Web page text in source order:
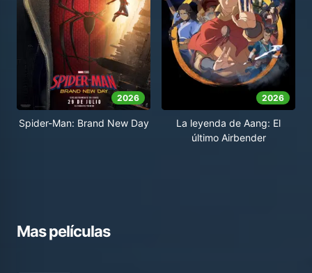
2026
Spider-Man: Brand New Day
2026
La leyenda de Aang: El
último Airbender
Mas películas